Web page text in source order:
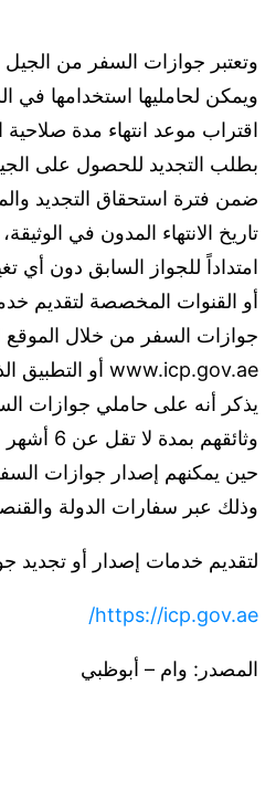
وتعتبر جوازات السفر من
ويمكن لحامليها استخدامها في
اقتراب موعد انتهاء مدة صلاحية
بطلب التجديد للحصول على
تاريخ الانتهاء المدون في
امتداداً للجواز السابق دون أي
أو القنوات المخصصة لتقديم
جوازات السفر من خلال الموقع
www.icp.gov.ae أو التطبيق الذكي للهيئة UAEICP.
يذكر أنه على حاملي جوازات
وثائقهم
حين يمكنهم إصدار جوازات
وذلك عبر سفارات الدولة
لتقديم خدمات إصدار أو تجديد
https://icp.gov.ae/
المصدر: وام – أبوظبي